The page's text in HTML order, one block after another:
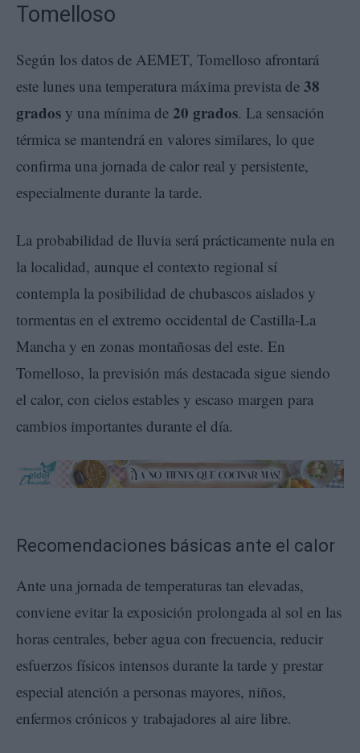
Tomelloso
Según los datos de AEMET, Tomelloso afrontará
este lunes una temperatura máxima prevista de 38
grados y una mínima de 20 grados. La sensación
térmica se mantendrá en valores similares, lo que
confirma una jornada de calor real y persistente,
especialmente durante la tarde.
La probabilidad de lluvia será prácticamente nula en
la localidad, aunque el contexto regional sí
contempla la posibilidad de chubascos aislados y
tormentas en el extremo occidental de Castilla-La
Mancha y en zonas montañosas del este. En
Tomelloso, la previsión más destacada sigue siendo
el calor, con cielos estables y escaso margen para
cambios importantes durante el día.
Recomendaciones básicas ante el calor
Ante una jornada de temperaturas tan elevadas,
conviene evitar la exposición prolongada al sol en las
horas centrales, beber agua con frecuencia, reducir
esfuerzos físicos intensos durante la tarde y prestar
especial atención a personas mayores, niños,
enfermos crónicos y trabajadores al aire libre.